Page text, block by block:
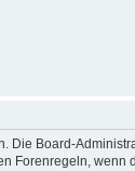
Die Board-
Forenregeln, wenn